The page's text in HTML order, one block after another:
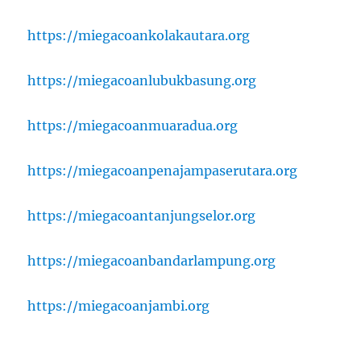
https://miegacoankolakautara.org
https://miegacoanlubukbasung.org
https://miegacoanmuaradua.org
https://miegacoanpenajampaserutara.org
https://miegacoantanjungselor.org
https://miegacoanbandarlampung.org
https://miegacoanjambi.org